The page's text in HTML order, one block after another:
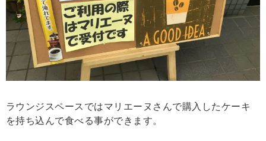
ラウンジスペースではマリエーヌさんで購入したケーキ
を持ち込んで食べる事ができます。